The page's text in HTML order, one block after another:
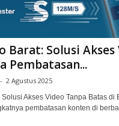
Barat: Solusi Akses
Pembatasan...
- 2 Agustus 2025
Akses Video Tanpa Batas di
pembatasan konten di